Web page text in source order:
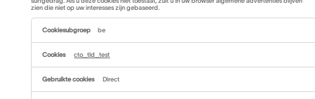
zien die niet op uw interesses zijn gebaseerd.
Targeting-
be
cto_tld_test
Direct